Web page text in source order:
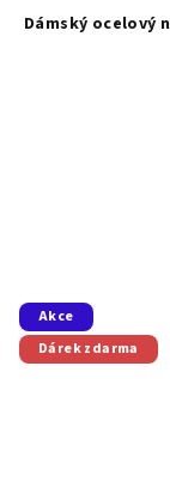
Dámský ocelový
Akce
Dárek zdarma